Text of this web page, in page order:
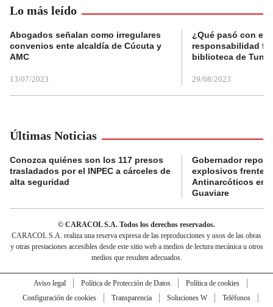
Lo más leído
Abogados señalan como irregulares
convenios ente alcaldía de Cúcuta y
AMC
13/07/2023
¿Qué pasó con el
responsabilidad
biblioteca de
29/08/2023
Últimas Noticias
Conozca quiénes son los 117 presos
trasladados por el INPEC a cárceles de
alta seguridad
Gobernador
explosivos frente a
Antinarcóticos en
Guaviare
© CARACOL S.A. Todos los derechos reservados.
CARACOL S.A. realiza una reserva expresa de las reproducciones y usos de las obras
y otras prestaciones accesibles desde este sitio web a medios de lectura mecánica u otros
medios que resulten adecuados.
Aviso legal Política de Protección de Datos
Política de cookies
Configuración de cookies
Transparencia Soluciones W
Teléfonos